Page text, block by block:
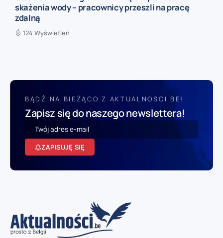
skażenia wody – pracownicy przeszli na pracę
zdalną
124 Wyświetleń
BĄDŹ NA BIEŻĄCO Z AKTUALNOSCI.BE!
Zapisz się do naszego newslettera!
ZAPISUJĘ SIĘ